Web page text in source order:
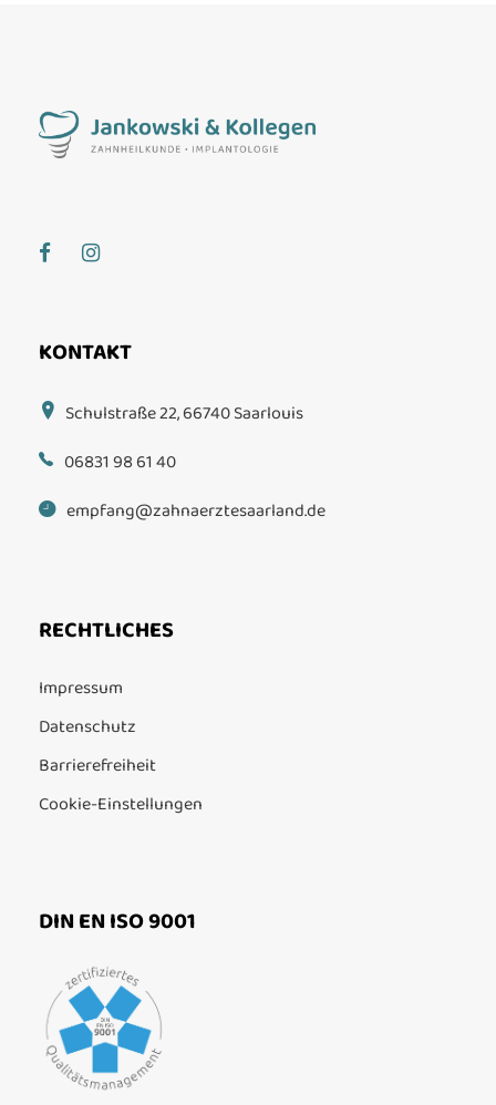
KONTAKT
Schulstraße 22, 66740 Saarlouis
06831 98 61 40
empfang@zahnaerztesaarland.de
RECHTLICHES
Impressum
Datenschutz
Barrierefreiheit
Cookie-Einstellungen
DIN EN ISO 9001